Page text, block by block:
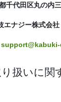
千代田区丸の内
エナジー株式会社
扱いに関